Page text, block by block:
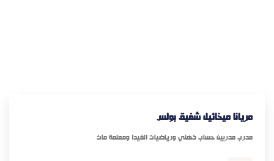
مريانا ميخائيل شفيق بولس
مدرب مدربين حساب ذهني ورياضيات الفيدا ومعلمة ماث